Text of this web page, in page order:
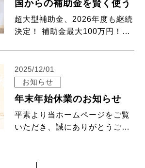
す。 […]
国からの補助金を賢く使う
超大型補助金、2026年度も継続
決定！ 補助金最大100万円！
フォーム相談会を開催します
2050年のカーボンニュートラル
実現に向け、国が強力に推進し
ている「 […]
2025/12/01
お知らせ
年末年始休業のお知らせ
平素より当ホームページをご覧
いただき、誠にありがとうござ
いただきます。 【休業期間】